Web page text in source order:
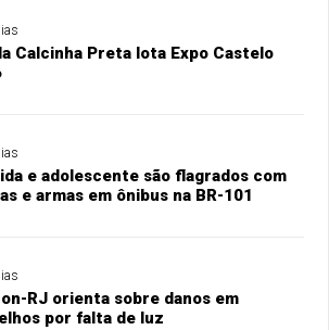
Calcinha Preta lota Expo Castelo
e adolescente são flagrados com
e armas em ônibus na BR-101
RJ orienta sobre danos em
por falta de luz